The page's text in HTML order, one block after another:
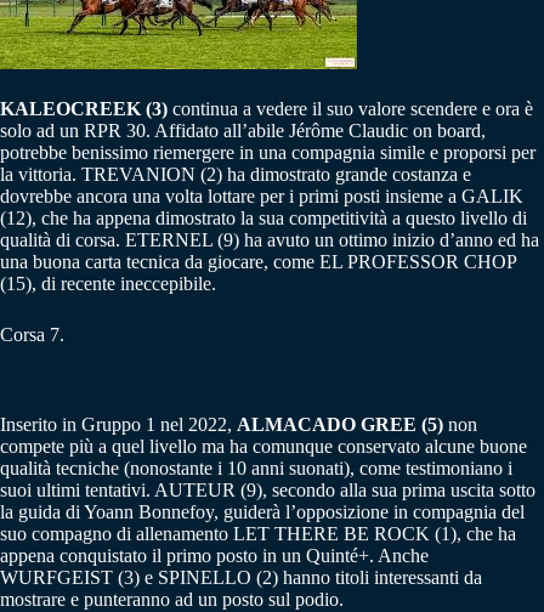
KALEOCREEK (3) continua a vedere il suo valore scendere e ora è
solo ad un RPR 30. Affidato all’abile Jérôme Claudic on board,
potrebbe benissimo riemergere in una compagnia simile e proporsi per
la vittoria. TREVANION (2) ha dimostrato grande costanza e
dovrebbe ancora una volta lottare per i primi posti insieme a GALIK
(12), che ha appena dimostrato la sua competitività a questo livello di
qualità di corsa. ETERNEL (9) ha avuto un ottimo inizio d’anno ed ha
una buona carta tecnica da giocare, come EL PROFESSOR CHOP
(15), di recente ineccepibile.
Corsa 7.
Inserito in Gruppo 1 nel 2022, ALMACADO GREE (5) non
compete più a quel livello ma ha comunque conservato alcune buone
qualità tecniche (nonostante i 10 anni suonati), come testimoniano i
suoi ultimi tentativi. AUTEUR (9), secondo alla sua prima uscita sotto
la guida di Yoann Bonnefoy, guiderà l’opposizione in compagnia del
suo compagno di allenamento LET THERE BE ROCK (1), che ha
appena conquistato il primo posto in un Quinté+. Anche
WURFGEIST (3) e SPINELLO (2) hanno titoli interessanti da
mostrare e punteranno ad un posto sul podio.